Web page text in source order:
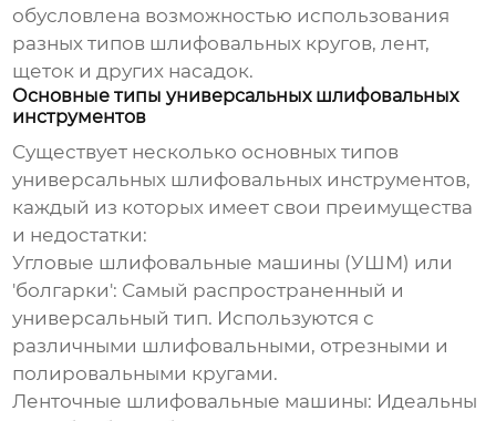
обусловлена возможностью использования
разных типов шлифовальных кругов, лент,
щеток и других насадок.
Основные типы универсальных шлифовальных
инструментов
Существует несколько основных типов
универсальных шлифовальных инструментов,
каждый из которых имеет свои преимущества
и недостатки:
Угловые шлифовальные машины (УШМ) или
'болгарки': Самый распространенный и
универсальный тип. Используются с
различными шлифовальными, отрезными и
полировальными кругами.
Ленточные шлифовальные машины: Идеальны